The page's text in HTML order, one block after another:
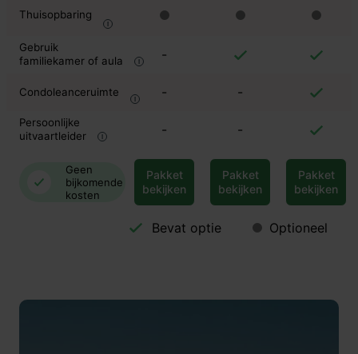
Thuisopbaring
Gebruik
familiekamer of aula
-
Condoleanceruimte - -
Persoonlijke
uitvaartleider
- -
Geen
bijkomende
kosten
Pakket
bekijken
Pakket
bekijken
Pakket
bekijken
Bevat optie Optioneel